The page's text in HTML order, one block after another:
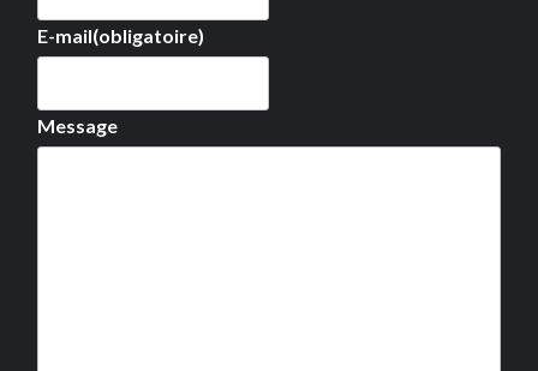
E-mail(obligatoire)
Message